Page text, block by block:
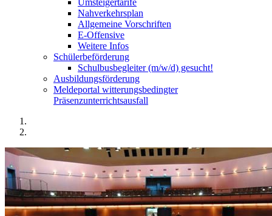
Umsteigertarife
Nahverkehrsplan
Allgemeine Vorschriften
E-Offensive
Weitere Infos
Schülerbeförderung
Schulbusbegleiter (m/w/d) gesucht!
Ausbildungsförderung
Meldeportal witterungsbedingter
Präsenzunterrichtsausfall